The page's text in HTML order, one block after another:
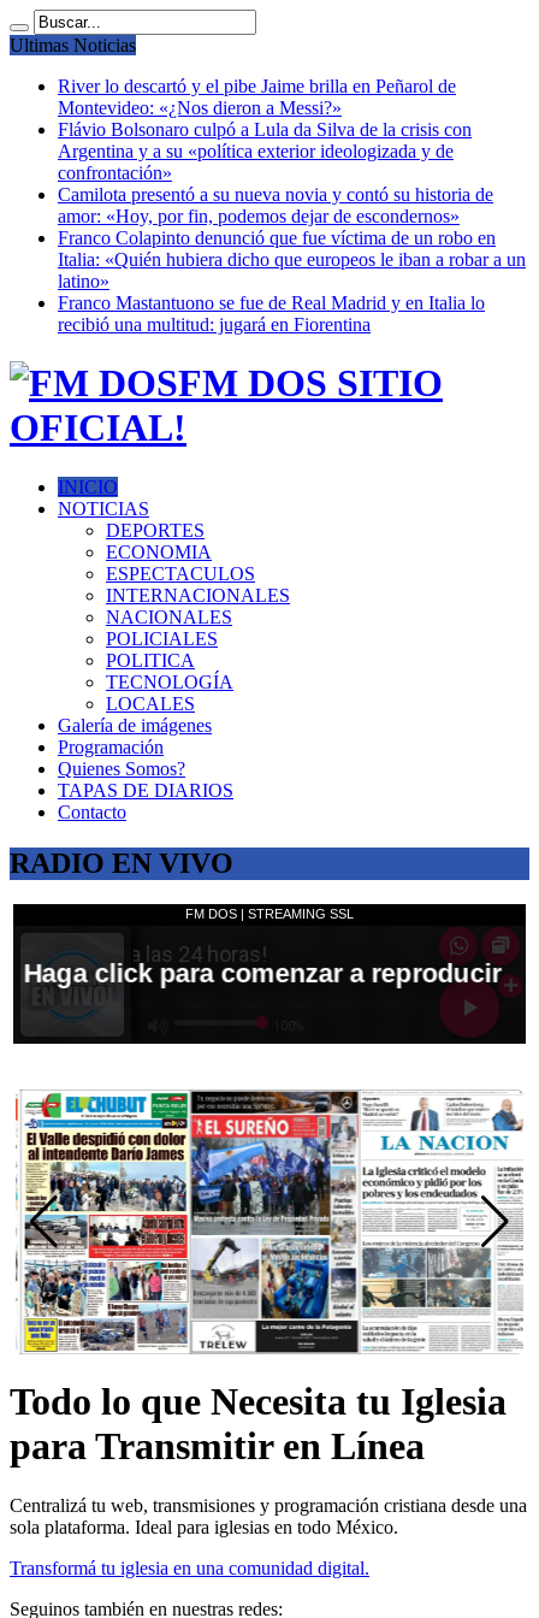
Ultimas Noticias
River lo descartó y el pibe Jaime brilla en Peñarol de
Montevideo: «¿Nos dieron a Messi?»
Flávio Bolsonaro culpó a Lula da Silva de la crisis con
Argentina y a su «política exterior ideologizada y de
confrontación»
Camilota presentó a su nueva novia y contó su historia de
amor: «Hoy, por fin, podemos dejar de escondernos»
Franco Colapinto denunció que fue víctima de un robo en
Italia: «Quién hubiera dicho que europeos le iban a robar a un
latino»
Franco Mastantuono se fue de Real Madrid y en Italia lo
recibió una multitud: jugará en Fiorentina
FM DOS SITIO
OFICIAL!
INICIO
NOTICIAS
DEPORTES
ECONOMIA
ESPECTACULOS
INTERNACIONALES
NACIONALES
POLICIALES
POLITICA
TECNOLOGÍA
LOCALES
Galería de imágenes
Programación
Quienes Somos?
TAPAS DE DIARIOS
Contacto
RADIO EN VIVO
Todo lo que Necesita tu Iglesia
para Transmitir en Línea
Centralizá tu web, transmisiones y programación cristiana desde una
sola plataforma. Ideal para iglesias en todo México.
Transformá tu iglesia en una comunidad digital.
Seguinos también en nuestras redes: